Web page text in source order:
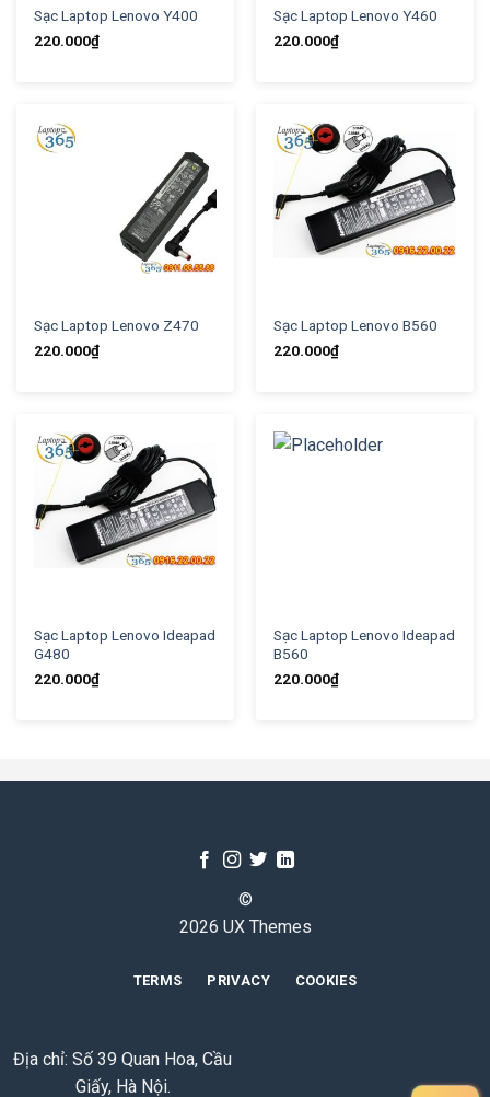
Sạc Laptop Lenovo Y400
220.000₫
Sạc Laptop Lenovo Y460
220.000₫
Sạc Laptop Lenovo Z470
220.000₫
Sạc Laptop Lenovo B560
220.000₫
Sạc Laptop Lenovo Ideapad
G480
220.000₫
Sạc Laptop Lenovo Ideapad
B560
220.000₫
©
2026 UX Themes
TERMS PRIVACY COOKIES
Địa chỉ: Số 39 Quan Hoa, Cầu
Giấy, Hà Nội.